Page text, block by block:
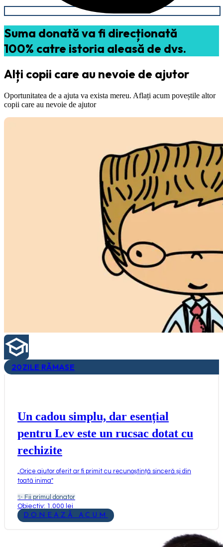
Suma donată va fi direcționată
100% catre istoria aleasă de dvs.
Alți copii care au nevoie de ajutor
Oportunitatea de a ajuta va exista mereu. Aflați acum poveștile altor
copii care au nevoie de ajutor
20ZILE RĂMASE
Un cadou simplu, dar esențial
pentru Lev este un rucsac dotat cu
rechizite
Orice ajutor oferit ar fi primit cu recunoștință sinceră și din
toată inima"
✨ Fii primul donator
Obiectiv: 1.000 lei
DONEAZĂ ACUM